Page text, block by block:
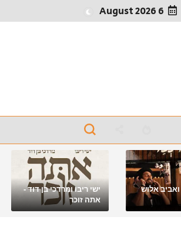
6 August 2026
אלוש
ישי ריבו ומרדכי בן דוד -
אתה זוכר